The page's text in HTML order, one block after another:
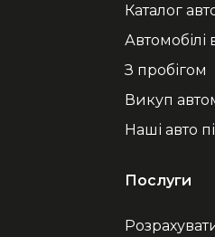
Каталог
З пробігом
Автомобілі
Викуп
Наші авто
Послуги